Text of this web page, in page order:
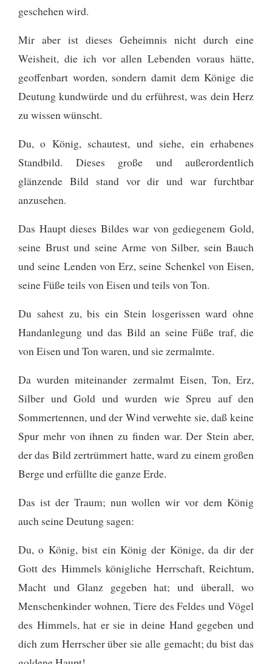
geschehen wird.
Mir aber ist dieses Geheimnis nicht durch eine
Weisheit, die ich vor allen Lebenden voraus hätte,
geoffenbart worden, sondern damit dem Könige die
Deutung kundwürde und du erführest, was dein Herz
zu wissen wünscht.
Du, o König, schautest, und siehe, ein erhabenes
Standbild. Dieses große und außerordentlich
glänzende Bild stand vor dir und war furchtbar
anzusehen.
Das Haupt dieses Bildes war von gediegenem Gold,
seine Brust und seine Arme von Silber, sein Bauch
und seine Lenden von Erz, seine Schenkel von Eisen,
seine Füße teils von Eisen und teils von Ton.
Du sahest zu, bis ein Stein losgerissen ward ohne
Handanlegung und das Bild an seine Füße traf, die
von Eisen und Ton waren, und sie zermalmte.
Da wurden miteinander zermalmt Eisen, Ton, Erz,
Silber und Gold und wurden wie Spreu auf den
Sommertennen, und der Wind verwehte sie, daß keine
Spur mehr von ihnen zu finden war. Der Stein aber,
der das Bild zertrümmert hatte, ward zu einem großen
Berge und erfüllte die ganze Erde.
Das ist der Traum; nun wollen wir vor dem König
auch seine Deutung sagen:
Du, o König, bist ein König der Könige, da dir der
Gott des Himmels königliche Herrschaft, Reichtum,
Macht und Glanz gegeben hat; und überall, wo
Menschenkinder wohnen, Tiere des Feldes und Vögel
des Himmels, hat er sie in deine Hand gegeben und
dich zum Herrscher über sie alle gemacht; du bist das